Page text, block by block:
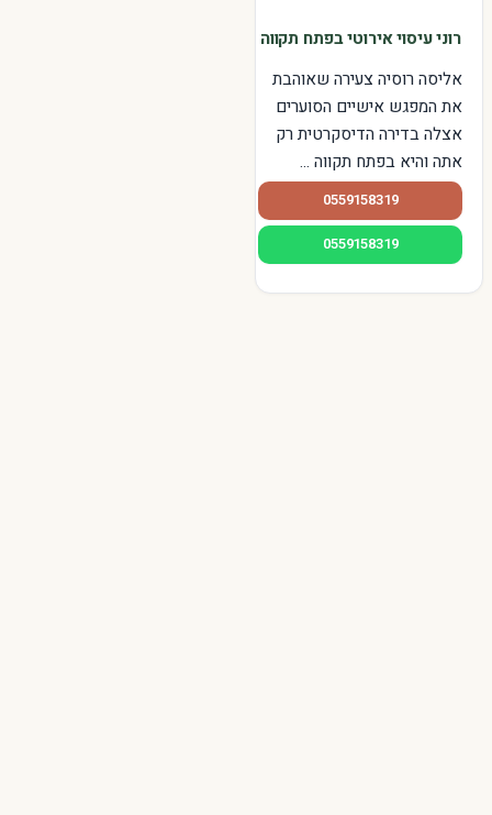
רוני עיסוי אירוטי בפתח תקווה
אליסה רוסיה צעירה שאוהבת
את המפגש אישיים הסוערים
אצלה בדירה הדיסקרטית רק
אתה והיא בפתח תקווה ...
0559158319
0559158319